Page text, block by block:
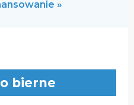
»
bierne